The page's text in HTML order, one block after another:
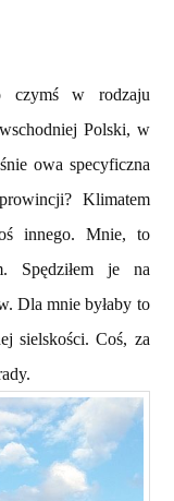
czymś w rodzaju
Polski, w
owa specyficzna
Klimatem
innego. Mnie, to
Spędziłem je na
Dla mnie byłaby to
sielskości. Coś, za